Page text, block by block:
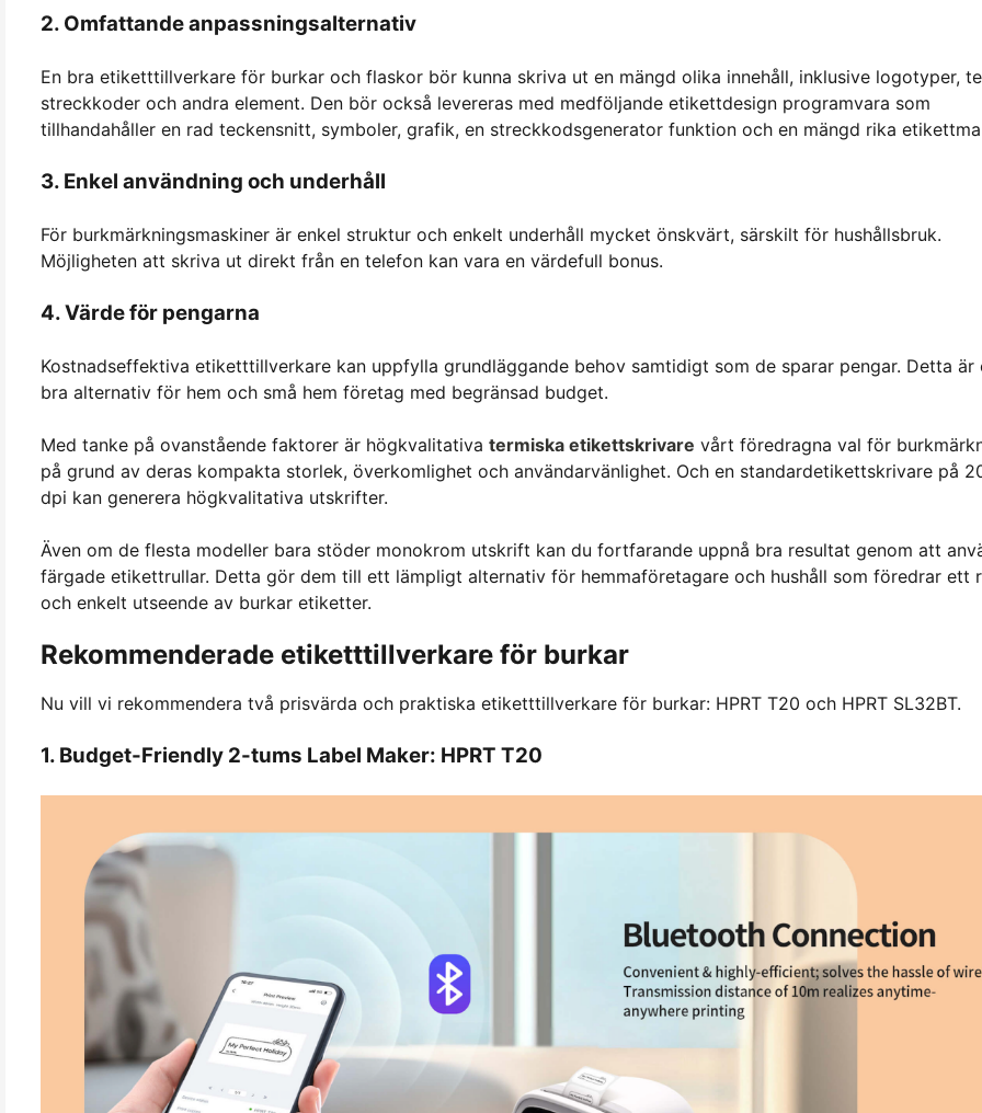
2. Omfattande anpassningsalternativ
En bra etiketttillverkare för burkar och flaskor bör kunna skriva ut en mängd olika innehåll, inklusive logotyper,
streckkoder och andra element. Den bör också levereras med medföljande etikettdesign programvara som
tillhandahåller en rad teckensnitt, symboler, grafik, en streckkodsgenerator funktion och en mängd rika
3. Enkel användning och underhåll
För burkmärkningsmaskiner är enkel struktur och enkelt underhåll mycket önskvärt, särskilt för hushållsbruk.
Möjligheten att skriva ut direkt från en telefon kan vara en värdefull bonus.
4. Värde för pengarna
Kostnadseffektiva etiketttillverkare kan uppfylla grundläggande behov samtidigt som de sparar pengar. Detta är
bra alternativ för hem och små hem företag med begränsad budget.
Med tanke på ovanstående faktorer är högkvalitativa termiska etikettskrivare vårt föredragna val för
på grund av deras kompakta storlek, överkomlighet och användarvänlighet. Och en standardetikettskrivare på
dpi kan generera högkvalitativa utskrifter.
Även om de flesta modeller bara stöder monokrom utskrift kan du fortfarande uppnå bra resultat genom att
färgade etikettrullar. Detta gör dem till ett lämpligt alternativ för hemmaföretagare och hushåll som föredrar ett
och enkelt utseende av burkar etiketter.
Rekommenderade etiketttillverkare för burkar
Nu vill vi rekommendera två prisvärda och praktiska etiketttillverkare för burkar: HPRT T20 och HPRT SL32BT.
1. Budget-Friendly 2-tums Label Maker: HPRT T20